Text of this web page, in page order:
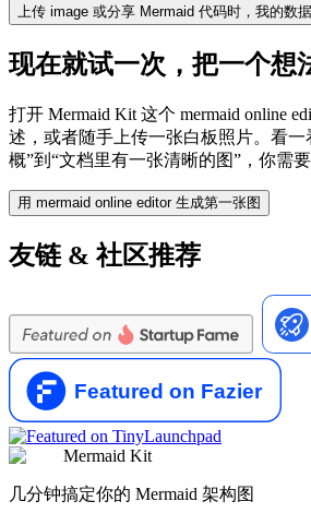
上传 image 或分享 Mermaid 代码时，我的数
现在就试一次，把一个想
打开 Mermaid Kit 这个 mermaid online
述，或者随手上传一张白板照片。看一
概”到“文档里有一张清晰的图”，你需要
用 mermaid online editor 生成第一张图
友链 & 社区推荐
Mermaid Kit
几分钟搞定你的 Mermaid 架构图